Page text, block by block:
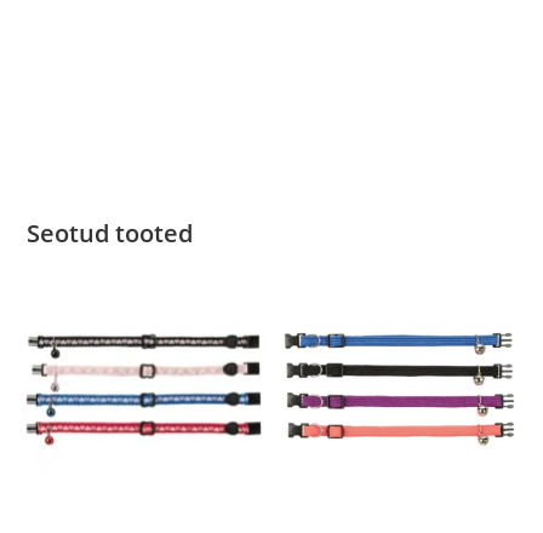
Seotud tooted